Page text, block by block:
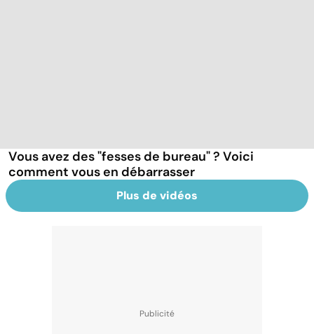
Vous avez des "fesses de bureau" ? Voici
comment vous en débarrasser
Plus de vidéos